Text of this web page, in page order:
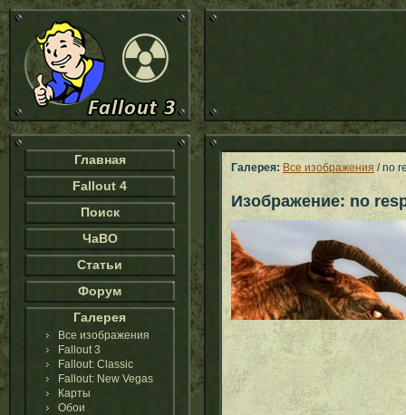
Главная
Fallout 4
Поиск
ЧаВО
Статьи
Форум
Галерея
Все изображения
Fallout 3
Fallout: Classic
Fallout: New Vegas
Карты
Обои
Галерея: Все изображения / no
Изображение: no